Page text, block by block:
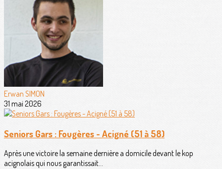
Erwan SIMON
31 mai 2026
Seniors Gars : Fougères - Acigné (51 à 58)
Après une victoire la semaine dernière a domicile devant le kop
acignolais qui nous garantissait...